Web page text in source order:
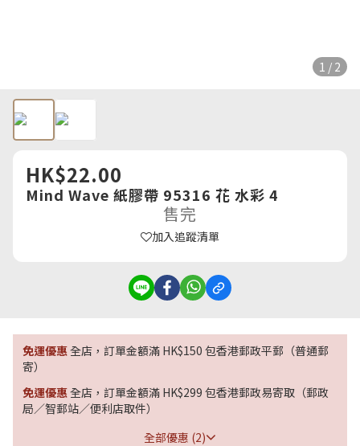
1 / 2
HK$22.00
Mind Wave 紙膠帶 95316 花 水彩 4
售完
加入追蹤清單
免運優惠全店，訂單金額滿 HK$150 包香港郵政平郵（普通郵
寄）
免運優惠全店，訂單金額滿 HK$299 包香港郵政易寄取（郵政
局／智郵站／便利店取件）
全部優惠 (2)